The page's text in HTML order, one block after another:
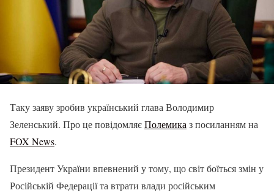
Таку заяву зробив український глава Володимир
Зеленський. Про це повідомляєПолемика з посиланням на
FOX News.
Президент України впевнений у тому, що світ боїться змін у
Російській Федерації та втрати влади російським